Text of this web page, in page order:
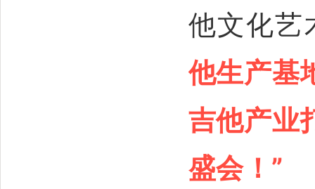
他文化艺
他生产基
吉他产业
盛会！”